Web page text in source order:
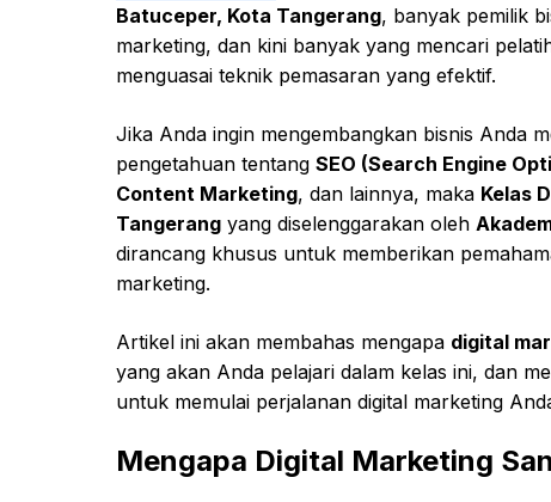
Batuceper, Kota Tangerang, banyak pemilik
marketing, dan kini banyak yang mencari
menguasai teknik pemasaran yang efektif.
Jika Anda ingin mengembangkan bisnis Anda
pengetahuan tentang SEO (Search Engine
Content Marketing, dan lainnya, maka Kelas
Tangerang yang diselenggarakan oleh
dirancang khusus untuk memberikan
marketing.
Artikel ini akan membahas mengapa digital
yang akan Anda pelajari dalam kelas ini, dan
untuk memulai perjalanan digital marketing
Mengapa Digital Marketing